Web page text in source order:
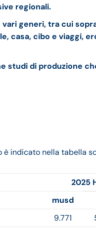
regionali.
generi, tra cui
casa, cibo e viaggi,
studi di produzione
è indicato nella tabella
2025
musd
9.771